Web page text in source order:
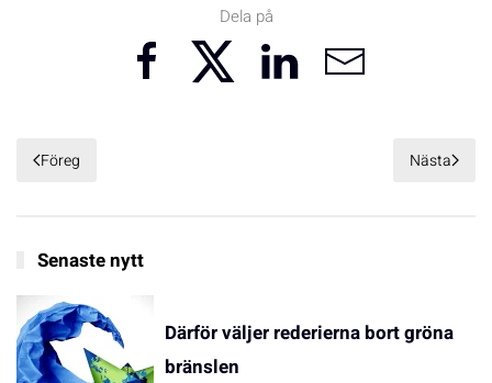
Dela på
Föreg Nästa
Senaste nytt
Därför väljer rederierna bort gröna
bränslen